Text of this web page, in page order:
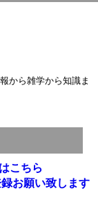
から雑学から知識ま
こちら
お願い致します